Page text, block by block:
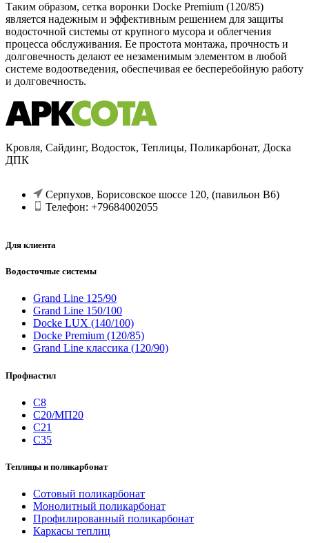
Таким образом, сетка воронки Docke Premium (120/85)
является надежным и эффективным решением для защиты
водосточной системы от крупного мусора и облегчения
процесса обслуживания. Ее простота монтажа, прочность и
долговечность делают ее незаменимым элементом в любой
системе водоотведения, обеспечивая ее бесперебойную работу
и долговечность.
Кровля, Сайдинг, Водосток, Теплицы, Поликарбонат, Доска
ДПК
Серпухов, Борисовское шоссе 120, (павильон В6)
Телефон: +79684002055
Для клиента
Водосточные системы
Grand Line 125/90
Grand Line 150/100
Docke LUX (140/100)
Docke Premium (120/85)
Grand Line классика (120/90)
Профнастил
С8
С20/МП20
С21
С35
Теплицы и поликарбонат
Сотовый поликарбонат
Монолитный поликарбонат
Профилированный поликарбонат
Каркасы теплиц